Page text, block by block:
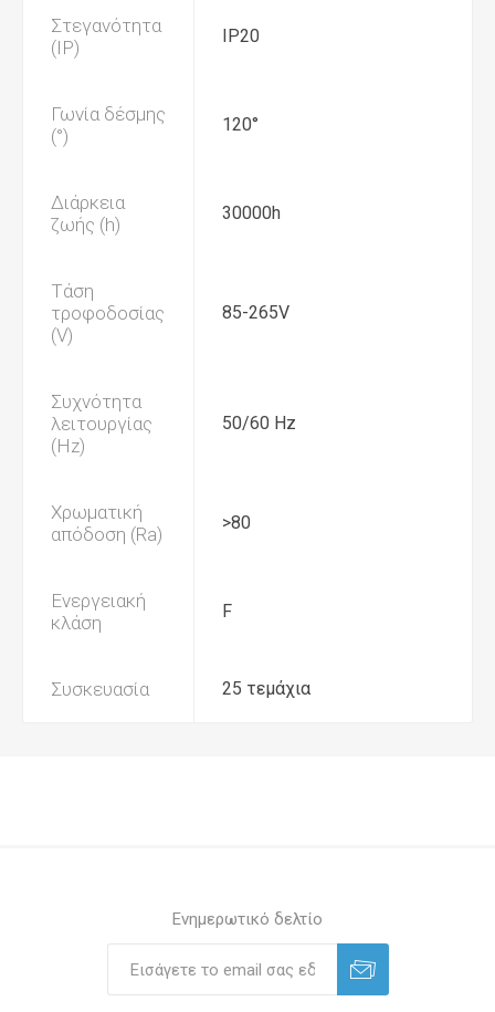
Στεγανότητα
(IP)
IP20
Γωνία δέσμης
(°)
120°
Διάρκεια
ζωής (h)
30000h
Τάση
τροφοδοσίας
(V)
85-265V
Συχνότητα
λειτουργίας
(Hz)
50/60 Hz
Χρωματική
απόδοση (Ra)
>80
Ενεργειακή
κλάση
F
Συσκευασία 25 τεμάχια
Ενημερωτικό δελτίο